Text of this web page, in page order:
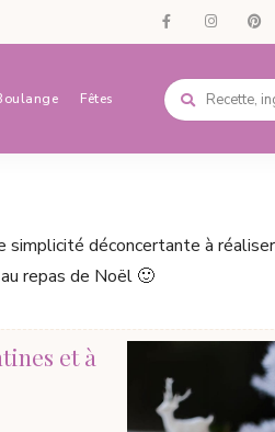
Fêtes
simplicité déconcertante à
repas de Noël 🙂
et à